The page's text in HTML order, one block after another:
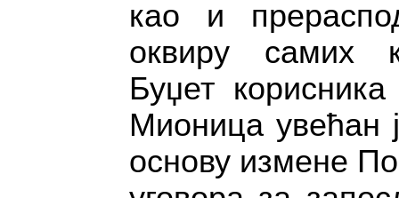
као и
оквиру самих
Буџет
Мионица увећан
основу измене